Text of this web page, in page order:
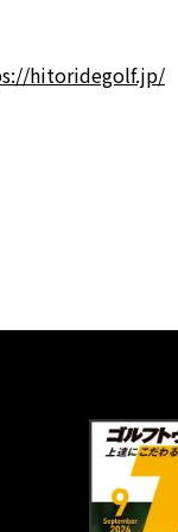
hitoridegolf.jp/